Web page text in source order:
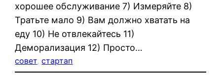
хорошее обслуживание 7) Измеряйте 8)
Тратьте мало 9) Вам должно хватать на
еду 10) Не отвлекайтесь 11)
Деморализация 12) Просто…
совет, стартап